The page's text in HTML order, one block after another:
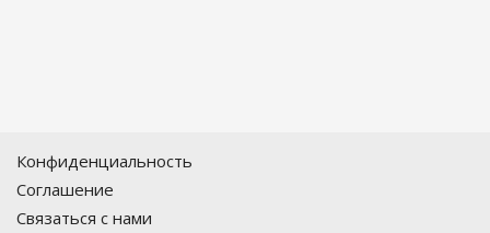
Конфиденциальность
Соглашение
Связаться с нами